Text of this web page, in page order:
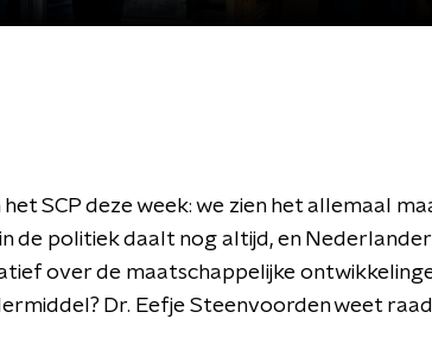
SCP deze week: we zien het allemaal
de politiek daalt nog altijd, en
over de maatschappelijke
Dr. Eefje Steenvoorden weet